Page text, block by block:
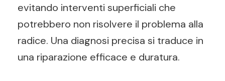
evitando interventi superficiali che
potrebbero non risolvere il problema alla
radice. Una diagnosi precisa si traduce in
una riparazione efficace e duratura.